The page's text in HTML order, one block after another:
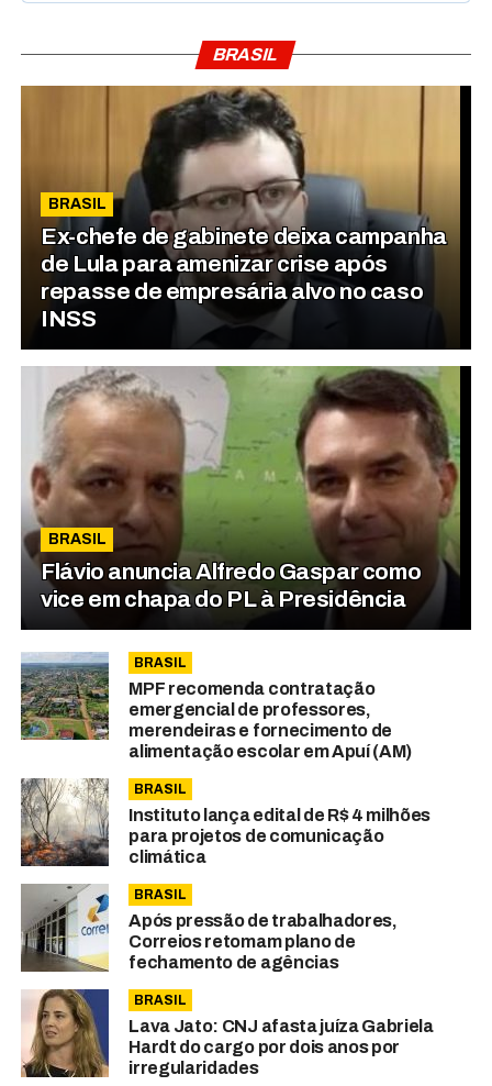
BRASIL
BRASIL
Ex-chefe de gabinete deixa campanha
de Lula para amenizar crise após
repasse de empresária alvo no caso
INSS
BRASIL
Flávio anuncia Alfredo Gaspar como
vice em chapa do PL à Presidência
BRASIL
MPF recomenda contratação
emergencial de professores,
merendeiras e fornecimento de
alimentação escolar em Apuí (AM)
BRASIL
Instituto lança edital de R$ 4 milhões
para projetos de comunicação
climática
BRASIL
Após pressão de trabalhadores,
Correios retomam plano de
fechamento de agências
BRASIL
Lava Jato: CNJ afasta juíza Gabriela
Hardt do cargo por dois anos por
irregularidades